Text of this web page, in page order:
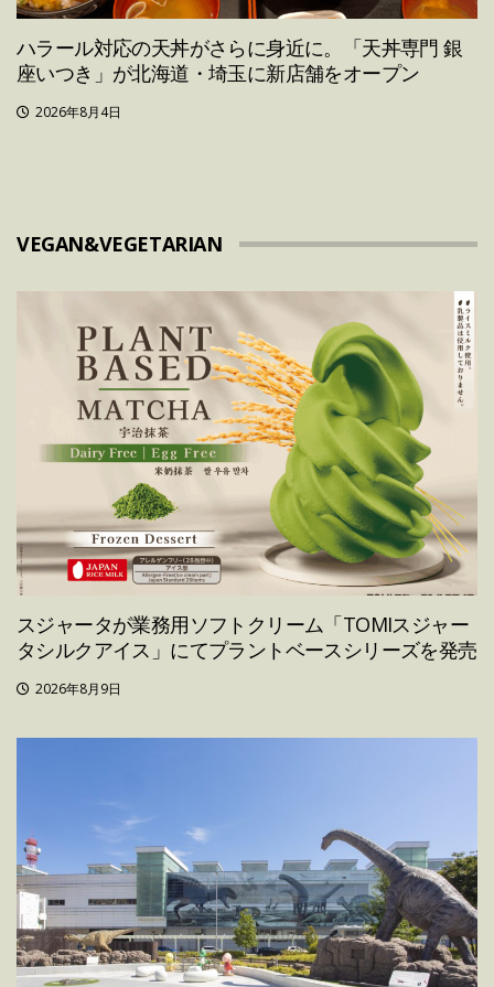
ハラール対応の天丼がさらに身近に。「天丼専門 銀
座いつき」が北海道・埼玉に新店舗をオープン
2026年8月4日
VEGAN&VEGETARIAN
スジャータが業務用ソフトクリーム「TOMIスジャー
タシルクアイス」にてプラントベースシリーズを発売
2026年8月9日